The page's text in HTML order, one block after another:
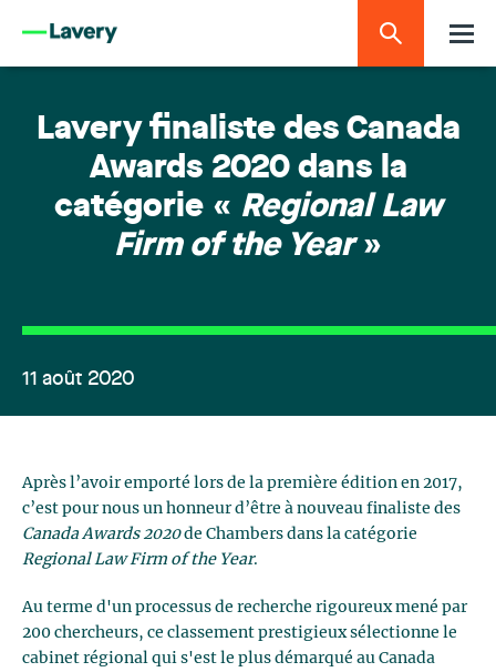
Lavery finaliste des Canada
Awards 2020 dans la
catégorie « Regional Law
Firm of the Year»
11 août 2020
Après l’avoir emporté lors de la première édition en 2017,
c’est pour nous un honneur d’être à nouveau finaliste des
Canada Awards 2020de Chambers dans la catégorie
Regional Law Firm of the Year.
Au terme d'un processus de recherche rigoureux mené par
200 chercheurs, ce classement prestigieux sélectionne le
cabinet régional qui s'est le plus démarqué au Canada